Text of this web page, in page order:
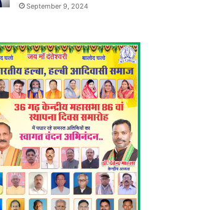
September 9, 2024